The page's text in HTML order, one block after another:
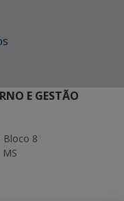
E GESTÃO
Bloco 8